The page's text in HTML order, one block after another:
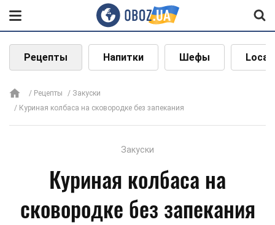
Рецепты Напитки Шефы Local
Рецепты
Закуски
Куриная колбаса на сковородке без запекания
Закуски
Куриная колбаса на
сковородке без запекания